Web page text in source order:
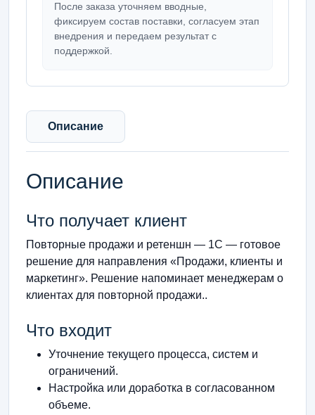
После заказа уточняем вводные,
фиксируем состав поставки, согласуем этап
внедрения и передаем результат с
поддержкой.
Описание
Описание
Что получает клиент
Повторные продажи и ретеншн — 1С — готовое
решение для направления «Продажи, клиенты и
маркетинг». Решение напоминает менеджерам о
клиентах для повторной продажи..
Что входит
Уточнение текущего процесса, систем и
ограничений.
Настройка или доработка в согласованном
объеме.